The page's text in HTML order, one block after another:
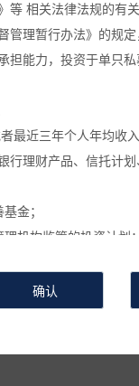
等 相关法律法规的
理暂行办法》的规定
担能力，投资于单只
最近三年个人年均收
理财产品、信托计划
金；
机构监管的投资计划；
参考, 并不构成广告
万葵新闻
11-02 来源 : 作
进行关联交易，具体
益输送、内幕交易
规活动，在运用本